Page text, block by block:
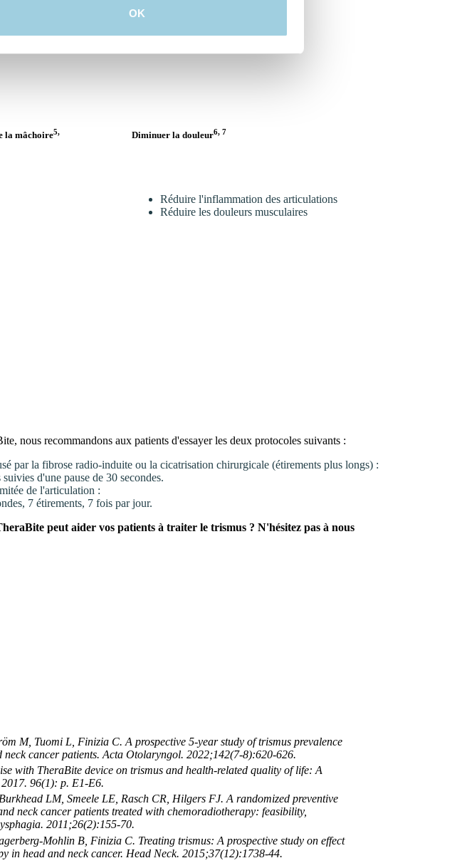
OK
la mâchoire5,
Diminuer la douleur6, 7
Réduire l'inflammation des articulations
Réduire les douleurs musculaires
nous recommandons aux patients d'essayer les deux protocoles suivants :
par la fibrose radio-induite ou la cicatrisation chirurgicale (étirements plus longs) :
d'une pause de 30 secondes.
de l'articulation :
7 étirements, 7 fois par jour.
peut aider vos patients à traiter le trismus ? N'hésitez pas à nous
M, Tuomi L, Finizia C. A prospective 5-year study of trismus prevalence
cancer patients. Acta Otolaryngol. 2022;142(7-8):620-626.
with TheraBite device on trismus and health-related quality of life: A
96(1): p. E1-E6.
LM, Smeele LE, Rasch CR, Hilgers FJ. A randomized preventive
neck cancer patients treated with chemoradiotherapy: feasibility,
2011;26(2):155-70.
Mohlin B, Finizia C. Treating trismus: A prospective study on effect
in head and neck cancer. Head Neck. 2015;37(12):1738-44.